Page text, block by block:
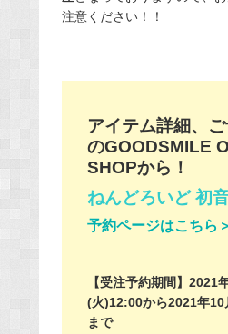
注意ください！！
アイテム詳細、
のGOODSMILE
SHOPから！
ねんどろいど 初
予約ページはこちら
【受注予約期間】2021
(火)12:00から2021年
まで